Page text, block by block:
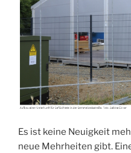
Es ist keine Neuigkeit
neue Mehrheiten gibt.